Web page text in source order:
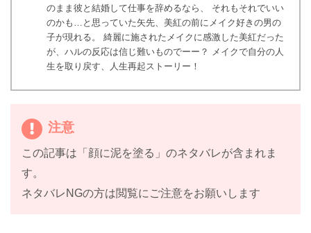
のまま彼と結婚して仕事を辞めるなら、 それもそれでいい
のかも…と思っていた矢先、美紅の前にメイク好きの男の
子が現れる。 綺麗に施されたメイクに感激した美紅だった
が、ハルの反応は信じ難いものでーー？ メイクで自分の人
生を取り戻す、人生再起ストーリー！
注意
この記事は「顔に泥を塗る」のネタバレが含まれま
す。
ネタバレNGの方は閲覧にご注意をお願いします